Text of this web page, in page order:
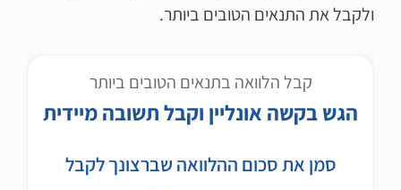
ולקבל את התנאים הטובים ביותר.
קבל הלוואה בתנאים הטובים ביותר
הגש בקשה אונליין וקבל תשובה מיידית
סמן את סכום ההלוואה שברצונך לקבל